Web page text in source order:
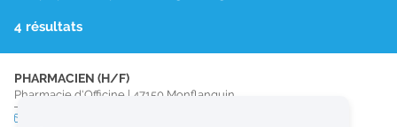
4 résultats
PHARMACIEN (H/F)
Pharmacie d'Officine | 47150 Monflanquin